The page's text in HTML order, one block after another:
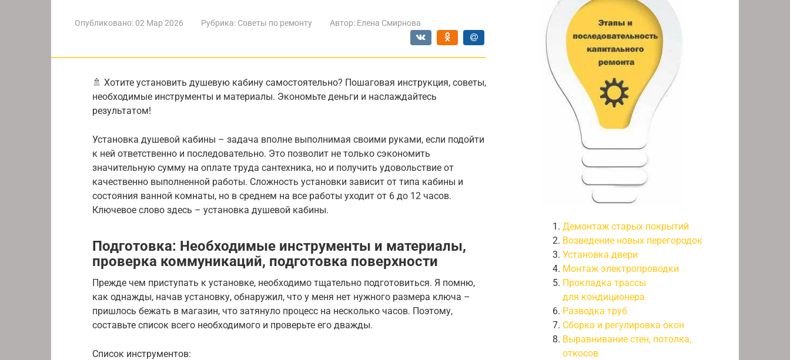
Опубликовано: 02 Мар 2026 Рубрика: Советы по ремонту Автор: Елена Смирнова
🚿 Хотите установить душевую кабину самостоятельно? Пошаговая инструкция, советы,
необходимые инструменты и материалы. Экономьте деньги и наслаждайтесь
результатом!
Установка душевой кабины – задача вполне выполнимая своими руками, если подойти
к ней ответственно и последовательно. Это позволит не только сэкономить
значительную сумму на оплате труда сантехника, но и получить удовольствие от
качественно выполненной работы. Сложность установки зависит от типа кабины и
состояния ванной комнаты, но в среднем на все работы уходит от 6 до 12 часов.
Ключевое слово здесь – установка душевой кабины.
Подготовка: Необходимые инструменты и материалы,
проверка коммуникаций, подготовка поверхности
Прежде чем приступать к установке, необходимо тщательно подготовиться. Я помню,
как однажды, начав установку, обнаружил, что у меня нет нужного размера ключа –
пришлось бежать в магазин, что затянуло процесс на несколько часов. Поэтому,
составьте список всего необходимого и проверьте его дважды.
Список инструментов:
Демонтаж старых покрытий
Возведение новых перегородок
Установка двери
Монтаж электропроводки
Прокладка трассы
для кондиционера
Разводка труб
Сборка и регулировка окон
Выравнивание стен, потолка,
откосов